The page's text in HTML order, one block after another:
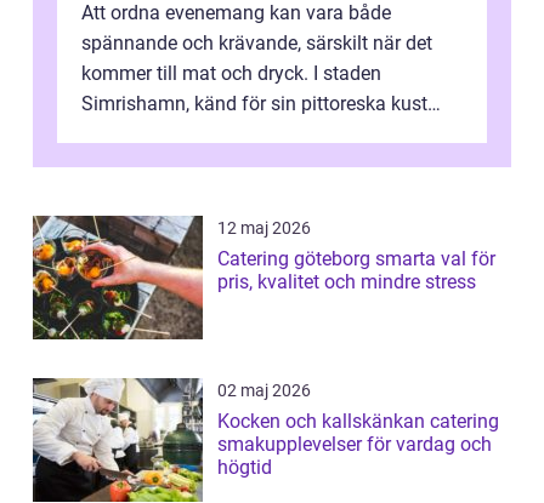
Att ordna evenemang kan vara både
spännande och krävande, särskilt när det
kommer till mat och dryck. I staden
Simrishamn, känd för sin pittoreska kust
12 maj 2026
Catering göteborg smarta val för
pris, kvalitet och mindre stress
02 maj 2026
Kocken och kallskänkan catering
smakupplevelser för vardag och
högtid